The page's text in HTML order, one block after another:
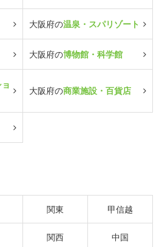
大阪府の温泉・スパリゾート
大阪府の博物館・科学館
大阪府の商業施設・百貨店
関東 甲信越
関西 中国